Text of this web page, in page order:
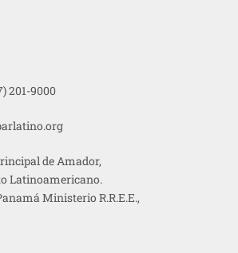
201-9000
de Amador,
Latinoamericano.
Ministerio R.R.E.E.,